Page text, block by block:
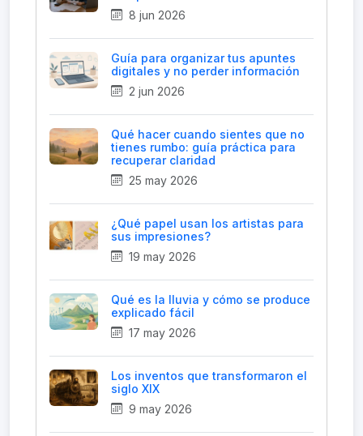
8 jun 2026
Guía para organizar tus apuntes
digitales y no perder información
2 jun 2026
Qué hacer cuando sientes que no
tienes rumbo: guía práctica para
recuperar claridad
25 may 2026
¿Qué papel usan los artistas para
sus impresiones?
19 may 2026
Qué es la lluvia y cómo se produce
explicado fácil
17 may 2026
Los inventos que transformaron el
siglo XIX
9 may 2026